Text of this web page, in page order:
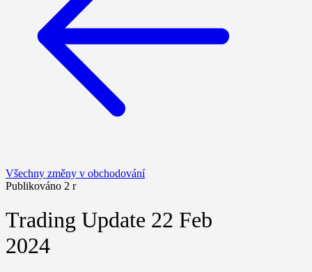
Všechny změny v obchodování
Publikováno 2 r
Trading Update 22 Feb
2024